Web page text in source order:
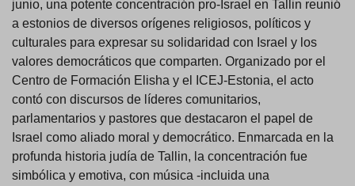
junio, una potente concentración pro-Israel en Tallin reunió
a estonios de diversos orígenes religiosos, políticos y
culturales para expresar su solidaridad con Israel y los
valores democráticos que comparten. Organizado por el
Centro de Formación Elisha y el ICEJ-Estonia, el acto
contó con discursos de líderes comunitarios,
parlamentarios y pastores que destacaron el papel de
Israel como aliado moral y democrático. Enmarcada en la
profunda historia judía de Tallin, la concentración fue
simbólica y emotiva, con música -incluida una